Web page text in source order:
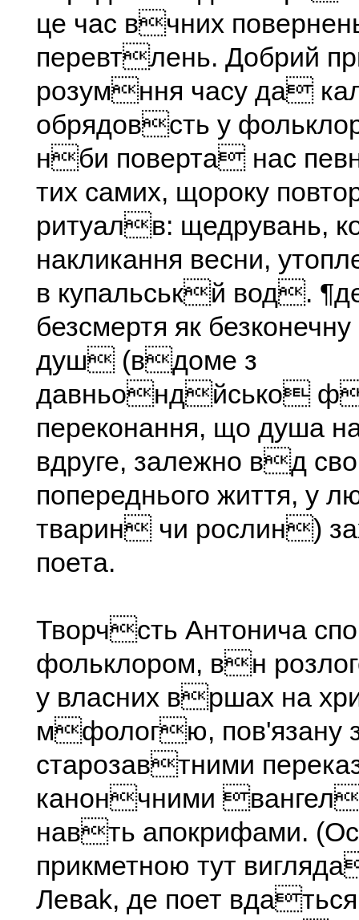
це час вчних
перевтлень. Добрий
розумння часу да
обрядовсть у
нби поверта нас
тих самих, щороку
ритуалв: щедрувань,
накликання весни,
в купальськй вод.
безсмертя як
душ (вдоме з
давньондйсько
переконання, що душа
вдруге, залежно вд
попереднього життя, у
тварин чи рослин)
поета.
Творчсть Антонича
фольклором, вн
у власних вршах на
мфологю, пов'язану
старозавтними
канончними
навть апокрифами.
прикметною тут
Леваk, де поет